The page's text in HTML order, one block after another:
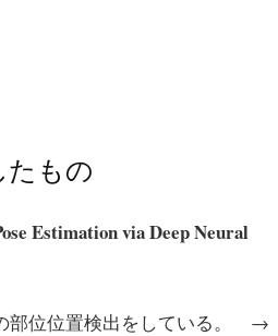
たもの
Estimation via Deep Neural
の部位位置検出をしている。